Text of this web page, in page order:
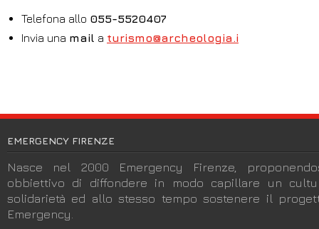
Telefona allo 055-5520407
Invia una mail a turismo@archeologia.i
EMERGENCY FIRENZE
Nasce nel 2000 Emergency Firenze,
obbiettivo di diffondere in modo capillare un
solidarietà ed allo stesso tempo sostenere il
Emergency.